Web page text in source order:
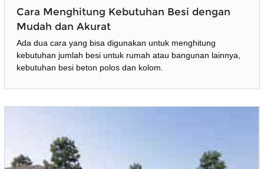
Cara Menghitung Kebutuhan Besi dengan
Mudah dan Akurat
Ada dua cara yang bisa digunakan untuk menghitung
kebutuhan jumlah besi untuk rumah atau bangunan lainnya,
kebutuhan besi beton polos dan kolom.